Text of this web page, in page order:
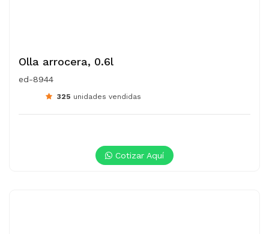
Olla arrocera, 0.6l
ed-8944
325 unidades vendidas
Cotizar Aquí